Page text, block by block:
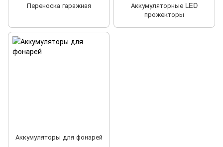
Переноска гаражная
Аккумуляторные LED
прожекторы
Аккумуляторы для фонарей